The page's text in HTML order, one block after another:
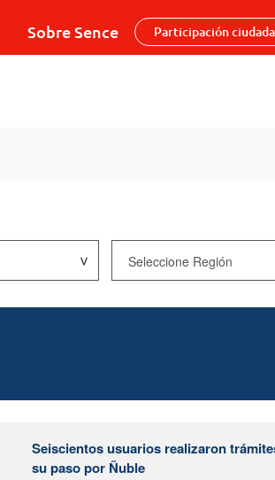
Sobre Sence Participación
Seiscientos usuarios realizaron
su paso por Ñuble